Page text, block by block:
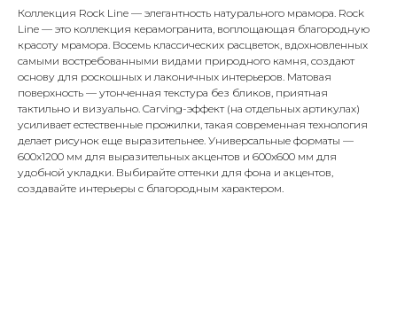
Коллекция Rock Line — элегантность натурального мрамора. Rock
Line — это коллекция керамогранита, воплощающая благородную
красоту мрамора. Восемь классических расцветок, вдохновленных
самыми востребованными видами природного камня, создают
основу для роскошных и лаконичных интерьеров. Матовая
поверхность — утонченная текстура без бликов, приятная
тактильно и визуально. Carving-эффект (на отдельных артикулах)
усиливает естественные прожилки, такая современная технология
делает рисунок еще выразительнее. Универсальные форматы —
600x1200 мм для выразительных акцентов и 600x600 мм для
удобной укладки. Выбирайте оттенки для фона и акцентов,
создавайте интерьеры с благородным характером.